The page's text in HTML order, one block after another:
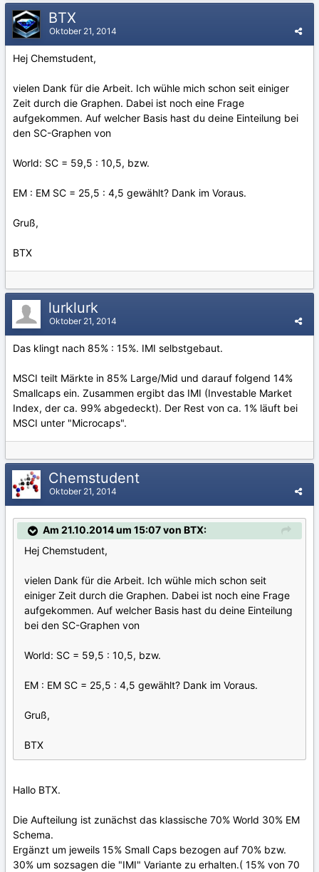
BTX
Oktober 21, 2014
Hej Chemstudent,
vielen Dank für die Arbeit. Ich wühle mich schon seit einiger
Zeit durch die Graphen. Dabei ist noch eine Frage
aufgekommen. Auf welcher Basis hast du deine Einteilung bei
den SC-Graphen von
World: SC = 59,5 : 10,5, bzw.
EM : EM SC = 25,5 : 4,5 gewählt? Dank im Voraus.
Gruß,
BTX
lurklurk
Oktober 21, 2014
Das klingt nach 85% : 15%. IMI selbstgebaut.
MSCI teilt Märkte in 85% Large/Mid und darauf folgend 14%
Smallcaps ein. Zusammen ergibt das IMI (Investable Market
Index, der ca. 99% abgedeckt). Der Rest von ca. 1% läuft bei
MSCI unter "Microcaps".
Chemstudent
Oktober 21, 2014
Am 21.10.2014 um 15:07 von BTX:
Hej Chemstudent,
vielen Dank für die Arbeit. Ich wühle mich schon seit
einiger Zeit durch die Graphen. Dabei ist noch eine Frage
aufgekommen. Auf welcher Basis hast du deine Einteilung
bei den SC-Graphen von
World: SC = 59,5 : 10,5, bzw.
EM : EM SC = 25,5 : 4,5 gewählt? Dank im Voraus.
Gruß,
BTX
Hallo BTX.
Die Aufteilung ist zunächst das klassische 70% World 30% EM
Schema.
Ergänzt um jeweils 15% Small Caps bezogen auf 70% bzw.
30% um sozsagen die "IMI" Variante zu erhalten.( 15% von 70